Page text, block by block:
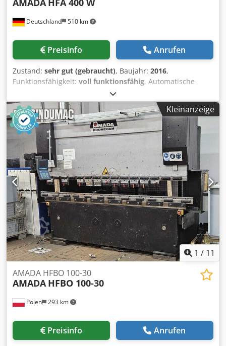
Deutschland 510 km
AMADA HFA 400 W
Preisinfo Anrufen
Zustand: sehr gut (gebraucht), Baujahr: 2016,
Funktionsfähigkeit: voll funktionsfähig, Automatische
Bandsäge AMADA HFA 400 W (Baujahr 2016)
Schnittkapazität: Durchmesser rund 420 mm Quadrat 400
x 400 mm Vorschub 5 - 470 mm Mehrfachvorschub bis
9999 mm Späneförderer Antriebsleistung 5,5 kW
Sägeblattgeschwindigkeit 15 - 90 m / min., stufenlos
regelbar Stückzähler Gewicht 2200 kg *Die Säge ist in
einem sehr guten und funktionsfähigen Zustand* Cedpjzrz
Ahefx Abtorf
Kleinanzeige
1 / 11
Polen 293 km
AMADA HFBO 100-30
AMADA HFBO 100-30
Preisinfo Anrufen